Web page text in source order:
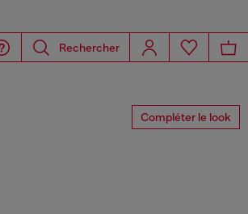
Rechercher
Compléter le look